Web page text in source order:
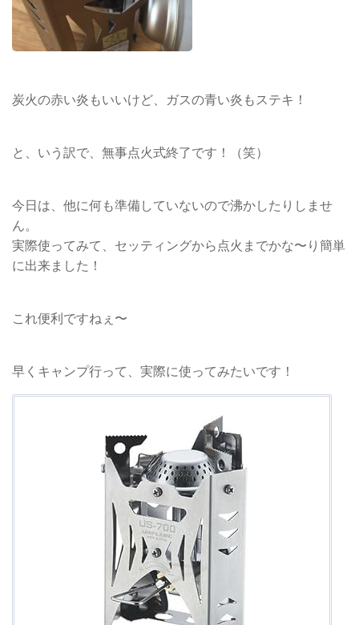
炭火の赤い炎もいいけど、ガスの青い炎もステキ！
と、いう訳で、無事点火式終了です！（笑）
今日は、他に何も準備していないので沸かしたりしませ
ん。
実際使ってみて、セッティングから点火までかな〜り簡単
に出来ました！
これ便利ですねぇ〜
早くキャンプ行って、実際に使ってみたいです ！